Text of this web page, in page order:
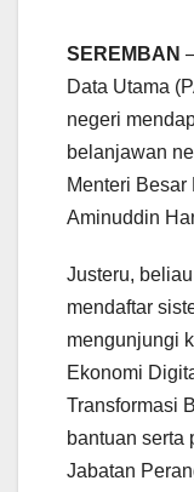
SEREMBAN
Data Utama
negeri
belanjawan
Menteri
Aminuddin
Justeru,
mendaftar
mengunjungi
Ekonomi
Transformasi
bantuan serta
Jabatan